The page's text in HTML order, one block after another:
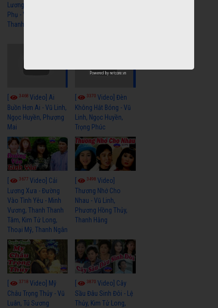
Lương Xưa Cô Dâu
Phụ - Vũ Linh, Tài Linh,
Thanh Ngân
3468 Video] Ai
Buồn Hơn Ai - Vũ Linh,
Ngọc Huyền, Phượng
Mai
3370Video] Đèn
Không Hắt Bóng - Vũ
Linh, Ngọc Huyền,
Trọng Phúc
3677 Video] Cải
Lương Xưa - Đường
Vào Tình Yêu - Minh
Vương, Thanh Thanh
Tâm, Kim Tử Long,
Thoại Mỹ, Thanh Ngân
3498Video]
Thương Nhớ Cho
Nhau - Vũ Linh,
Phương Hồng Thủy,
Thanh Hằng
3718 Video] Mỹ
Châu Trọng Thủy - Vũ
Luân, Tú Sương
3870Video] Cây
Sầu Đâu Sinh Đôi - Lệ
Thủy, Kim Tử Long,
Powered by netcore.vn